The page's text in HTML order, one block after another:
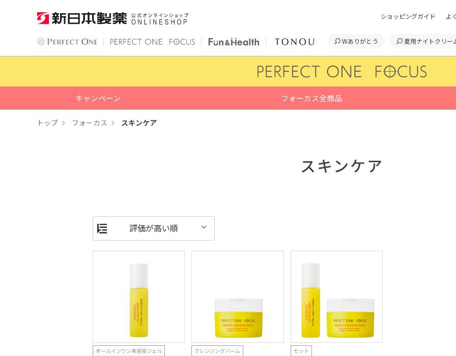
ショッピングガイド よ
Wありがとう 夏用ナイトクリー
キャンペーン フォーカス全商品
トップ フォーカス スキンケア
スキンケア
オールインワン美容液ジェル クレンジングバーム セット